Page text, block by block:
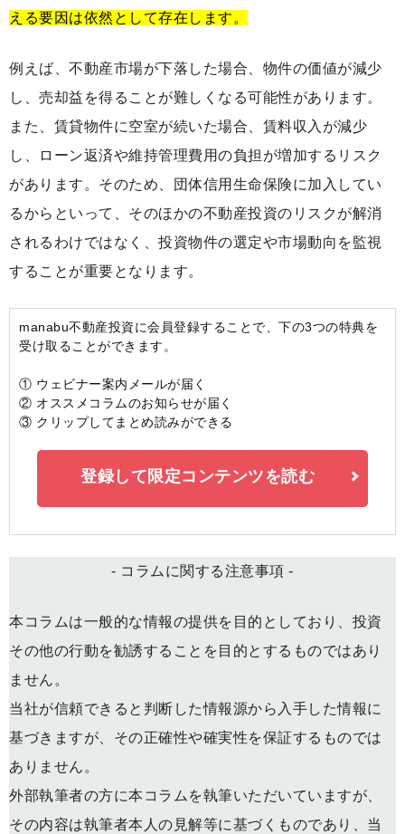
える要因は依然として存在します。
例えば、不動産市場が下落した場合、物件の価値が減少
し、売却益を得ることが難しくなる可能性があります。
また、賃貸物件に空室が続いた場合、賃料収入が減少
し、ローン返済や維持管理費用の負担が増加するリスク
があります。そのため、団体信用生命保険に加入してい
るからといって、そのほかの不動産投資のリスクが解消
されるわけではなく、投資物件の選定や市場動向を監視
することが重要となります。
manabu不動産投資に会員登録することで、下の3つの特典を
受け取ることができます。
① ウェビナー案内メールが届く
② オススメコラムのお知らせが届く
③ クリップしてまとめ読みができる
登録して限定コンテンツを読む
- コラムに関する注意事項 -
本コラムは一般的な情報の提供を目的としており、投資
その他の行動を勧誘することを目的とするものではあり
ません。
当社が信頼できると判断した情報源から入手した情報に
基づきますが、その正確性や確実性を保証するものでは
ありません。
外部執筆者の方に本コラムを執筆いただいていますが、
その内容は執筆者本人の見解等に基づくものであり、当